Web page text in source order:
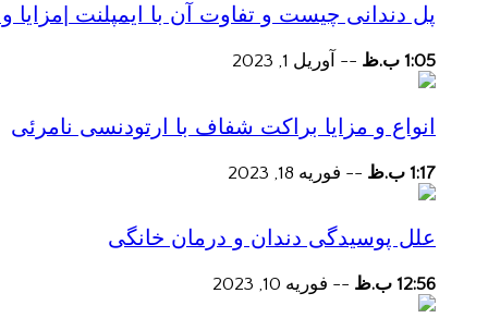
پل دندانی چیست و تفاوت آن با ایمپلنت |مزایا
1:05 ب.ظ -- آوریل 1, 2023
انواع و مزایا براکت شفاف با ارتودنسی نامرئی
1:17 ب.ظ -- فوریه 18, 2023
علل پوسیدگی دندان و درمان خانگی
12:56 ب.ظ -- فوریه 10, 2023